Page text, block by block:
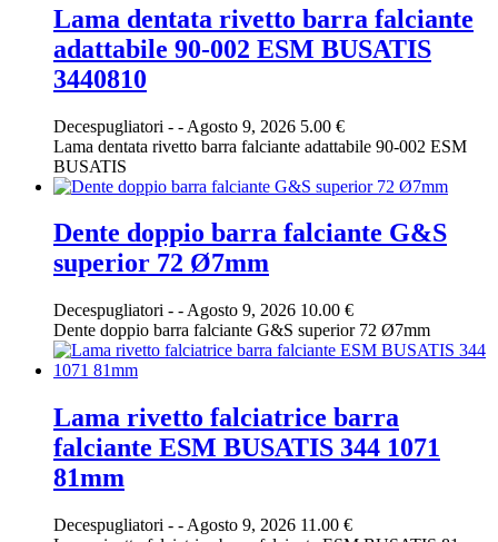
Lama dentata rivetto barra falciante
adattabile 90-002 ESM BUSATIS
3440810
Decespugliatori - - Agosto 9, 2026 5.00 €
Lama dentata rivetto barra falciante adattabile 90-002 ESM
BUSATIS
Dente doppio barra falciante G&S
superior 72 Ø7mm
Decespugliatori - - Agosto 9, 2026 10.00 €
Dente doppio barra falciante G&S superior 72 Ø7mm
Lama rivetto falciatrice barra
falciante ESM BUSATIS 344 1071
81mm
Decespugliatori - - Agosto 9, 2026 11.00 €